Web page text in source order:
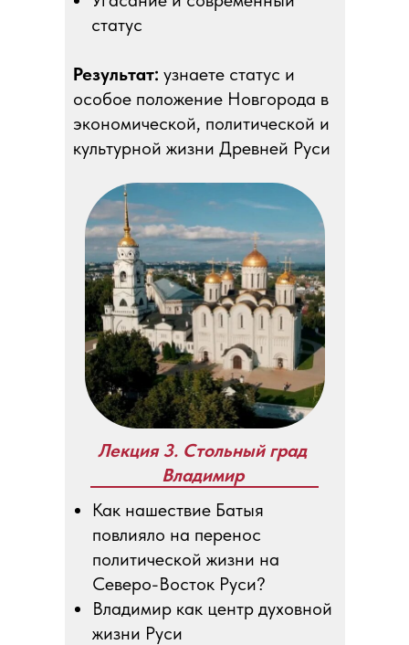
Как нашествие Батыя
повлияло на перенос
политической жизни на
Северо-Восток Руси?
Владимир как центр духовной
жизни Руси
Лекция 3. Стольный град
Владимир
статус
Результат: узнаете статус и
особое положение Новгорода в
экономической, политической и
культурной жизни Древней Руси